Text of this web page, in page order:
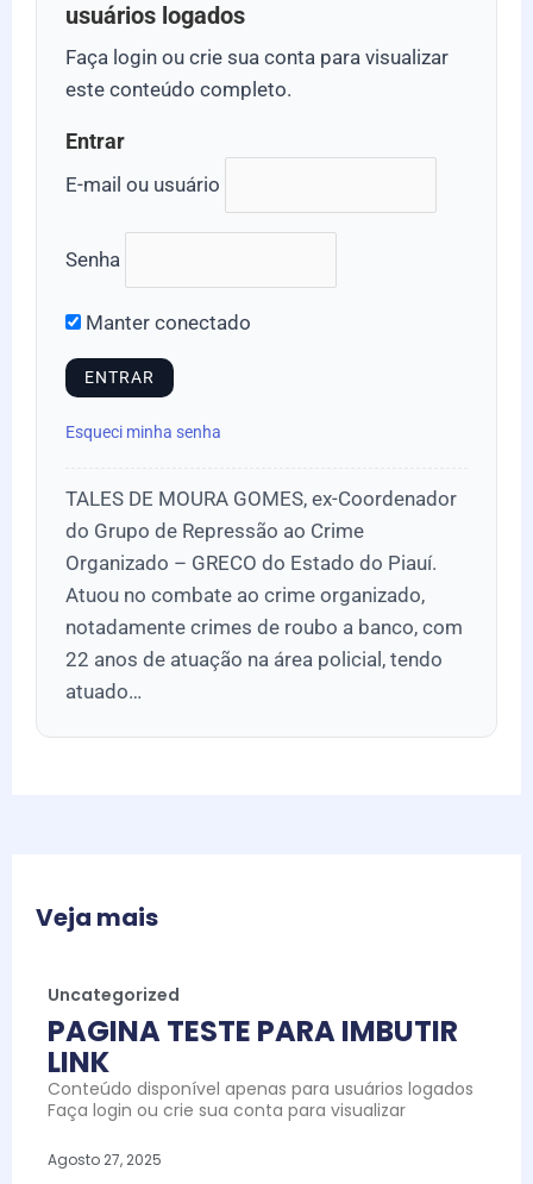
usuários logados
Faça login ou crie sua conta para visualizar
este conteúdo completo.
Entrar
E-mail ou usuário
Senha
Manter conectado
Esqueci minha senha
TALES DE MOURA GOMES, ex-Coordenador
do Grupo de Repressão ao Crime
Organizado – GRECO do Estado do Piauí.
Atuou no combate ao crime organizado,
notadamente crimes de roubo a banco, com
22 anos de atuação na área policial, tendo
atuado…
Veja mais
Uncategorized
PAGINA TESTE PARA IMBUTIR
LINK
Conteúdo disponível apenas para usuários logados
Faça login ou crie sua conta para visualizar
Agosto 27, 2025